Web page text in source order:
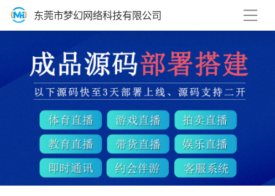
东莞市梦幻网络科技有限公司